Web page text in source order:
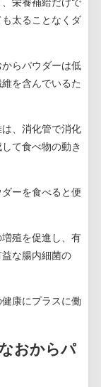
栄養補給だけで
太ることなくダ
らパウダーは低
を含んでいるた
、消化管で消化
て食べ物の動き
ーを食べると便
殖を促進し、有
な腸内細菌の
康にプラスに働
おからパ